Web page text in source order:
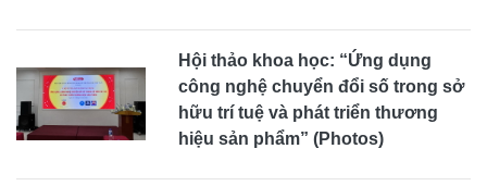
Hội thảo khoa học: “Ứng dụng
công nghệ chuyển đổi số trong sở
hữu trí tuệ và phát triển thương
hiệu sản phẩm” (Photos)